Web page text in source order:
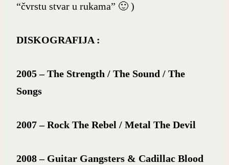
“čvrstu stvar u rukama” 🙂 )
DISKOGRAFIJA :
2005 – The Strength / The Sound / The
Songs
2007 – Rock The Rebel / Metal The Devil
2008 – Guitar Gangsters & Cadillac Blood